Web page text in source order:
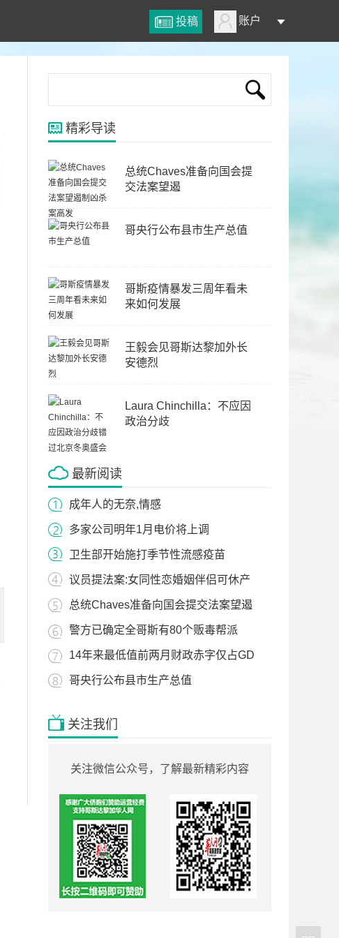
投稿 账户
精彩导读
总统Chaves准备向国会提
交法案望遏
哥央行公布县市生产总值
哥斯疫情暴发三周年看未
来如何发展
王毅会见哥斯达黎加外长
安德烈
Laura Chinchilla：不应因
政治分歧
最新阅读
成年人的无奈,情感
多家公司明年1月电价将上调
卫生部开始施打季节性流感疫苗
议员提法案:女同性恋婚姻伴侣可休产
总统Chaves准备向国会提交法案望遏
警方已确定全哥斯有80个贩毒帮派
14年来最低值前两月财政赤字仅占GD
哥央行公布县市生产总值
关注我们
关注微信公众号，了解最新精彩内容